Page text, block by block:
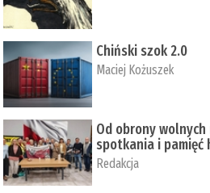
Chiński szok 2.0
Maciej Kożuszek
Od obrony
spotkania i pamięć
Redakcja